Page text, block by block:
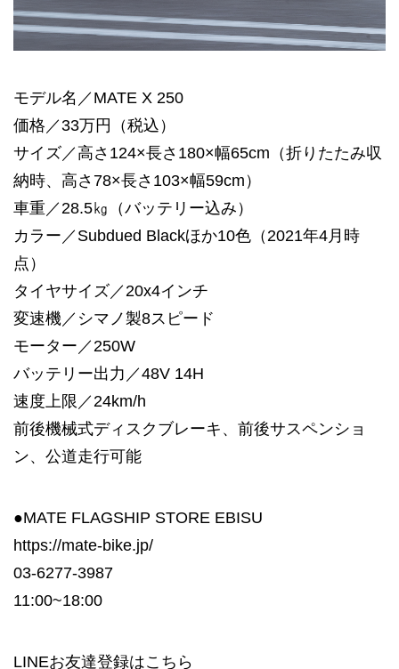
モデル名／MATE X 250
価格／33万円（税込）
サイズ／高さ124×長さ180×幅65cm（折りたたみ収
納時、高さ78×長さ103×幅59cm）
車重／28.5㎏（バッテリー込み）
カラー／Subdued Blackほか10色（2021年4月時
点）
タイヤサイズ／20x4インチ
変速機／シマノ製8スピード
モーター／250W
バッテリー出力／48V 14H
速度上限／24km/h
前後機械式ディスクブレーキ、前後サスペンショ
ン、公道走行可能
●MATE FLAGSHIP STORE EBISU
https://mate-bike.jp/
03-6277-3987
11:00~18:00
LINEお友達登録はこちら